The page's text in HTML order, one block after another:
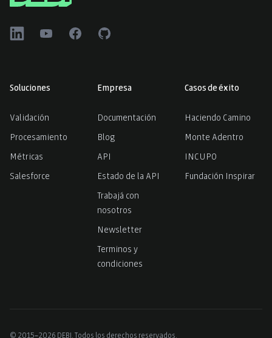
LinkedInYouTubeFacebookGitHub
Soluciones
Validación
Procesamiento
Métricas
Salesforce
Empresa
Documentación
Blog
API
Estado de la API
Trabajá con
nosotros
Newsletter
Terminos y
condiciones
Casos de éxito
Haciendo Camino
Monte Adentro
INCUPO
Fundación Inspirar
© 2015–2026 DEBI. Todos los derechos reservados.